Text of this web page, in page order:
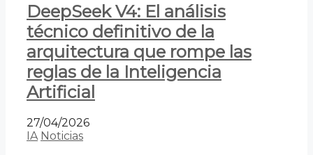
DeepSeek V4: El análisis
técnico definitivo de la
arquitectura que rompe las
reglas de la Inteligencia
Artificial
27/04/2026
IA Noticias